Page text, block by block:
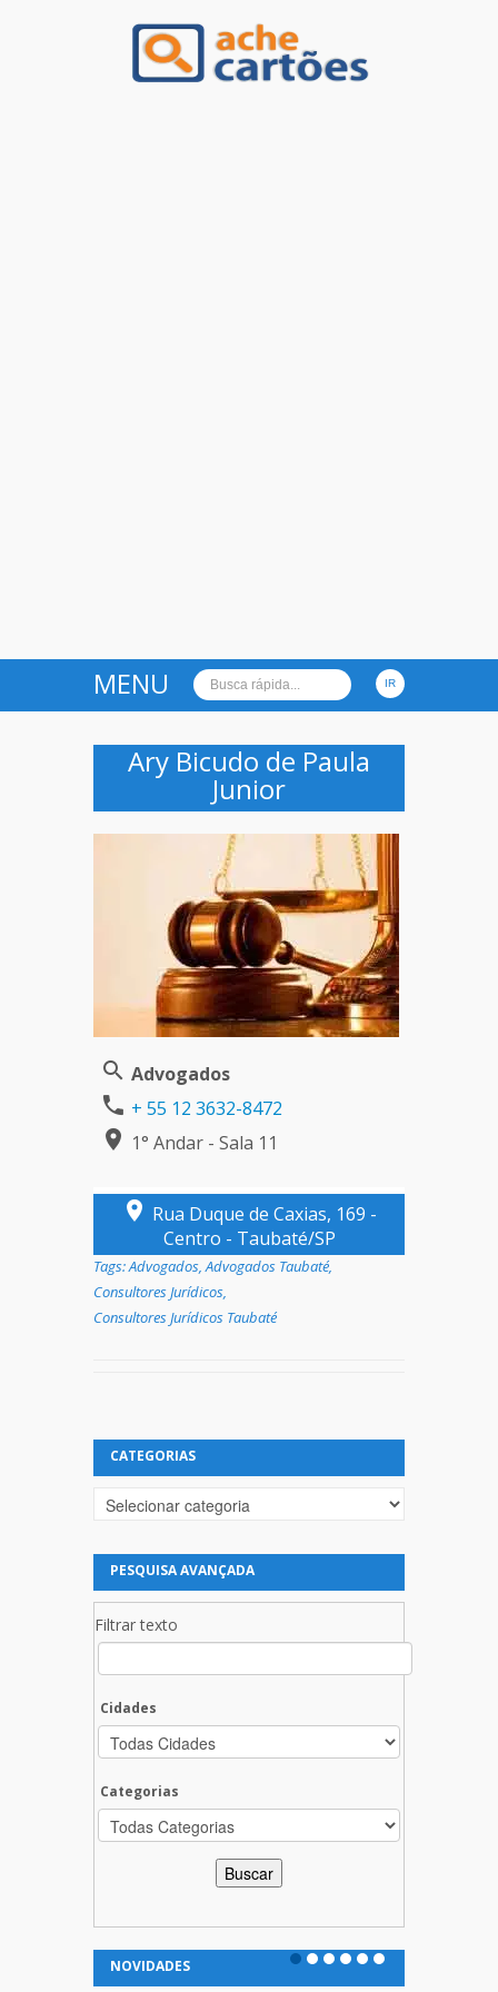
MENU
Ary Bicudo de Paula
Junior
Advogados
+ 55 12 3632-8472
1° Andar - Sala 11
Rua Duque de Caxias, 169 -
Centro - Taubaté/SP
Tags:Advogados,Advogados Taubaté,
Consultores Jurídicos,
Consultores Jurídicos Taubaté
CATEGORIAS
Categorias
PESQUISA AVANÇADA
Filtrar texto
Cidades
Categorias
NOVIDADES